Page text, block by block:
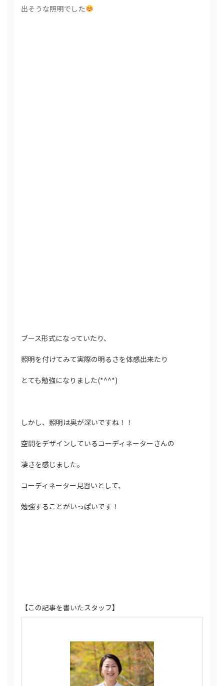
出そうな照明でした
ブース形式になっていたり、
照明を付けてみて実際の明るさを体感出来たり
とても勉強になりました(*^^*)
しかし、照明は奥が深いですね！！
空間をデザインしているコーディネーターさんの
凄さを感じました。
コーディネーター見習いとして、
勉強することがいっぱいです！
【この記事を書いたスタッフ】